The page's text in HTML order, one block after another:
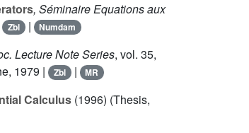
, Séminaire Equations aux
Zbl | Numdam
Lecture Note Series, vol. 35,
1979 |
Zbl | MR
Calculus (1996) (Thesis,